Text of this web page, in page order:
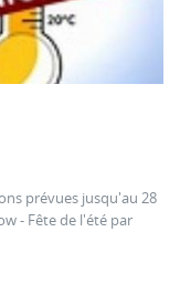
prévues jusqu'au 28
- Fête de l'été par